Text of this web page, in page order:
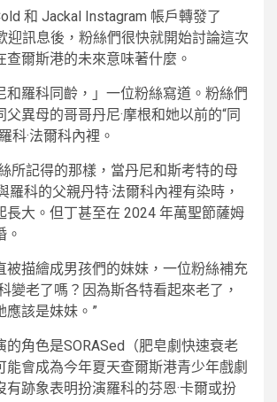
和 Jackal Instagram 帳戶轉發了
迎訊息後，粉絲們很快就開始討論這次
查爾斯港的未來意味著什麼。
和羅科同齡，」一位粉絲寫道。粉絲們
異母的哥哥丹尼·摩根和她以前的“同
科·法爾科內裡。
所記得的那樣，當丹尼和斯考特的母
羅科的父親丹特·法爾科內裡有染時，
長大。但丁甚至在 2024 年萬聖節薩姆
。
被描繪成男孩們的妹妹，一位粉絲補充
變老了嗎？因為斯各特看起來老了，
應該是妹妹。”
的角色是SORASed（肥皂劇快速衰老
能會成為今年夏天查爾斯港青少年戲劇
有跡象表明扮演羅科的芬恩·卡爾或扮